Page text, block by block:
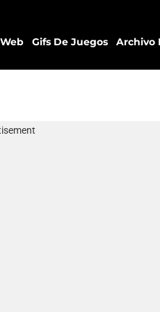
Gifs De Juegos Archivo